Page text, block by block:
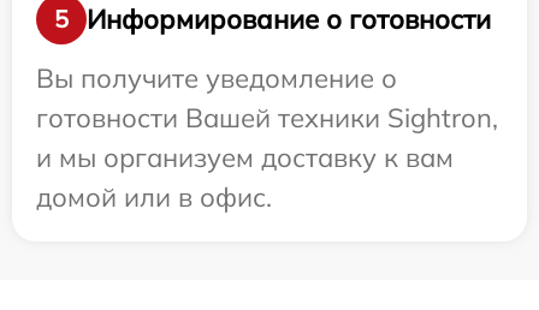
5
Информирование о готовности
Вы получите уведомление о
готовности Вашей техники Sightron,
и мы организуем доставку к вам
домой или в офис.